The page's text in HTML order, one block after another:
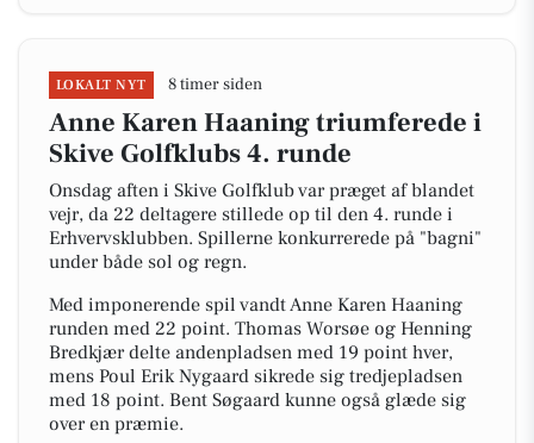
LOKALT NYT 8 timer siden
Anne Karen Haaning triumferede i
Skive Golfklubs 4. runde
Onsdag aften i Skive Golfklub var præget af blandet
vejr, da 22 deltagere stillede op til den 4. runde i
Erhvervsklubben. Spillerne konkurrerede på "bagni"
under både sol og regn.
Med imponerende spil vandt Anne Karen Haaning
runden med 22 point. Thomas Worsøe og Henning
Bredkjær delte andenpladsen med 19 point hver,
mens Poul Erik Nygaard sikrede sig tredjepladsen
med 18 point. Bent Søgaard kunne også glæde sig
over en præmie.